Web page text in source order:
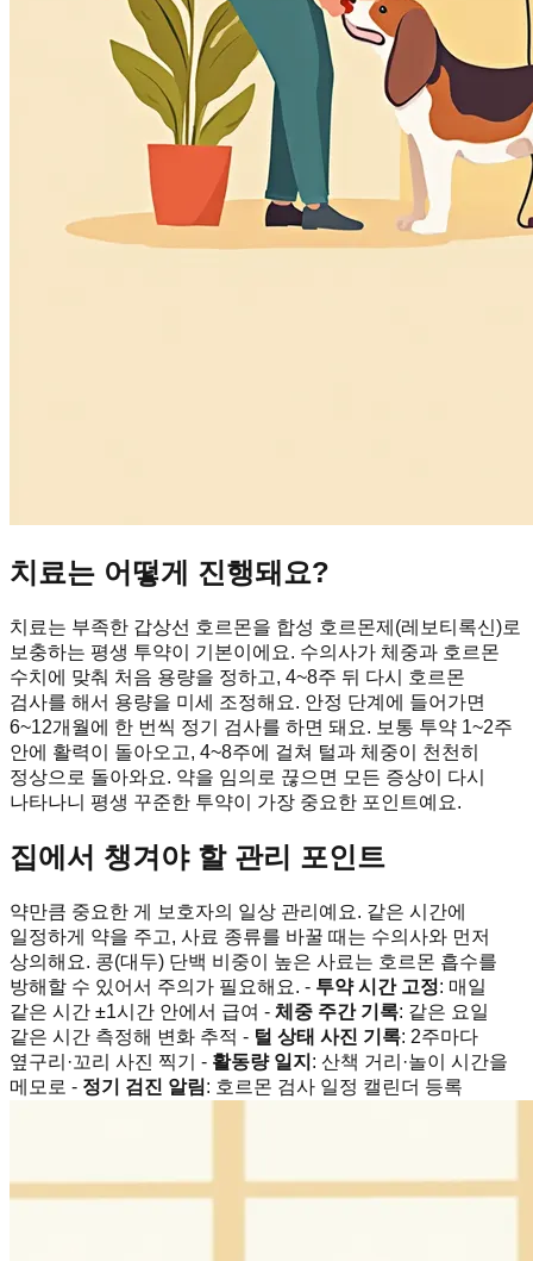
치료는 어떻게 진행돼요?
치료는 부족한 갑상선 호르몬을 합성 호르몬제(레보티록신)로
보충하는 평생 투약이 기본이에요. 수의사가 체중과 호르몬
수치에 맞춰 처음 용량을 정하고, 4~8주 뒤 다시 호르몬
검사를 해서 용량을 미세 조정해요. 안정 단계에 들어가면
6~12개월에 한 번씩 정기 검사를 하면 돼요. 보통 투약 1~2주
안에 활력이 돌아오고, 4~8주에 걸쳐 털과 체중이 천천히
정상으로 돌아와요. 약을 임의로 끊으면 모든 증상이 다시
나타나니 평생 꾸준한 투약이 가장 중요한 포인트예요.
집에서 챙겨야 할 관리 포인트
약만큼 중요한 게 보호자의 일상 관리예요. 같은 시간에
일정하게 약을 주고, 사료 종류를 바꿀 때는 수의사와 먼저
상의해요. 콩(대두) 단백 비중이 높은 사료는 호르몬 흡수를
방해할 수 있어서 주의가 필요해요. - 투약 시간 고정: 매일
같은 시간 ±1시간 안에서 급여 - 체중 주간 기록: 같은 요일
같은 시간 측정해 변화 추적 - 털 상태 사진 기록: 2주마다
옆구리·꼬리 사진 찍기 - 활동량 일지 : 산책 거리·놀이 시간을
메모로 - 정기 검진 알림: 호르몬 검사 일정 캘린더 등록